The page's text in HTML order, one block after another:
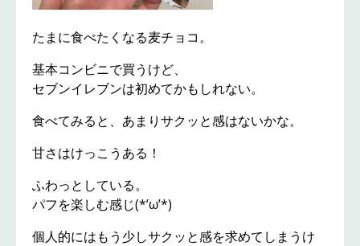
たまに食べたくなる麦チョコ。
基本コンビニで買うけど、
セブンイレブンは初めてかもしれない。
食べてみると、あまりサクッと感はないかな。
甘さはけっこうある！
ふわっとしている。
パフを楽しむ感じ(*’ω’*)
個人的にはもう少しサクッと感を求めてしまうけ